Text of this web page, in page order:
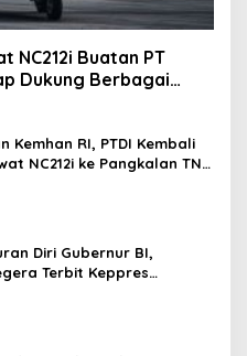
NC212i Buatan PT
Dukung Berbagai
Kemhan RI, PTDI Kembali
NC212i ke Pangkalan TNI
Diri Gubernur BI,
Terbit Keppres
dengan Hormat